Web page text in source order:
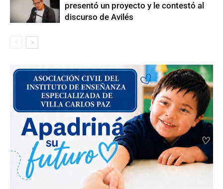
presentó un proyecto y le contestó al
discurso de Avilés